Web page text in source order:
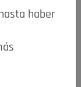
CONTACTO
haber